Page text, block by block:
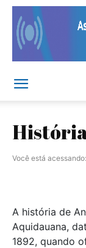
Você está acessando:
A história de
Aquidauana,
1892, quando